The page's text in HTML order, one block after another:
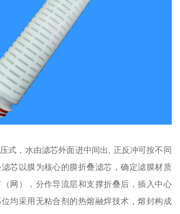
式，水由滤芯外面进中间出, 正反冲可按不同
芯以膜为核心的膜折叠滤芯，确定滤膜材质
网），分作导流层和支撑折叠后，插入中心
均采用无粘合剂的热熔融焊技术，熔封构成